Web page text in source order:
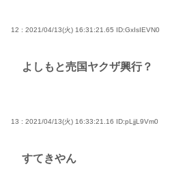
12 : 2021/04/13(火) 16:31:21.65 ID:GxIsIEVN0
よしもと売国ヤクザ興行？
13 : 2021/04/13(火) 16:33:21.16 ID:pLjjL9Vm0
すてきやん